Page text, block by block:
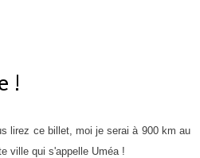
!
lirez ce billet, moi je serai à 900 km au
ville qui s'appelle Uméa !